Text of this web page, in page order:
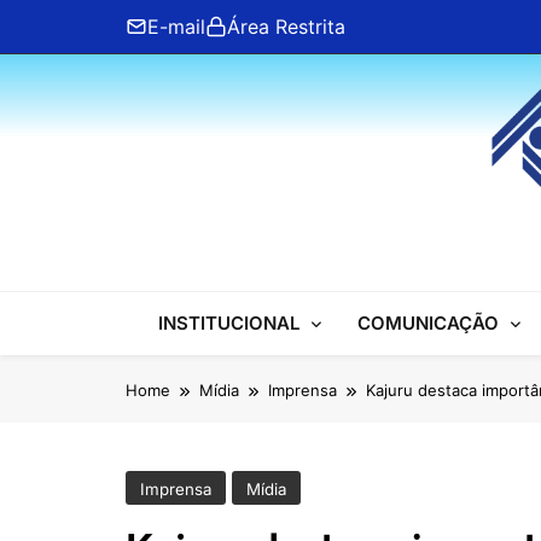
content
E-mail Área Restrita
ANFIP Nacional
INSTITUCIONAL COMUNICAÇÃO
Home Mídia Imprensa Kajuru destaca
Imprensa Mídia